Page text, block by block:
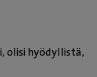
olisi hyödyllistä,